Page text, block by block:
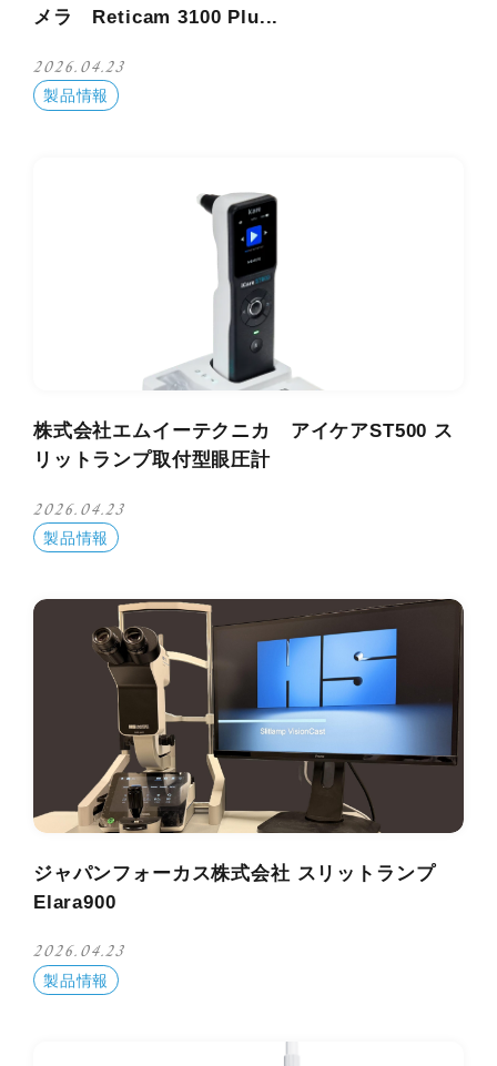
メラ Reticam 3100 Plu...
2026.04.23
製品情報
株式会社エムイーテクニカ アイケアST500 ス
リットランプ取付型眼圧計
2026.04.23
製品情報
ジャパンフォーカス株式会社 スリットランプ
Elara900
2026.04.23
製品情報